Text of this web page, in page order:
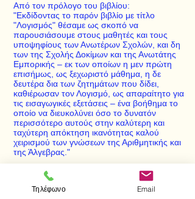
Από τον πρόλογο του βιβλίου:
"Εκδίδοντας το παρόν βιβλίο με τίτλο
"Λογισμός" θέσαμε ως σκοπό να
παρουσιάσουμε στους μαθητές και τους
υποψηφίους των Ανωτέρων Σχολών, και δη
των της Σχολής Δοκίμων και της Ανωτάτης
Εμπορικής – εκ των οποίων η μεν πρώτη
επισήμως, ως ξεχωριστό μάθημα, η δε
δευτέρα δια των ζητημάτων που δίδει,
καθιέρωσαν τον Λογισμό, ως απαραίτητο για
τις εισαγωγικές εξετάσεις – ένα βοήθημα το
οποίο να διευκολύνει όσο το δυνατόν
περισσότερο αυτούς στην καλύτερη και
ταχύτερη απόκτηση ικανότητας καλού
χειρισμού των γνώσεων της Αριθμητικής και
της Άλγεβρας."
Τηλέφωνο Email